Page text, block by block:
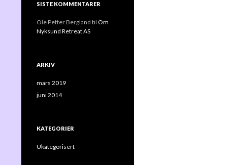
SISTE KOMMENTARER
Ole Petter Bergland til Om
Nyksund Retreat AS
ARKIV
mars 2019
juni 2014
KATEGORIER
Ukategorisert